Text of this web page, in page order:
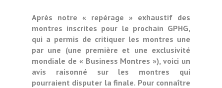
Après notre « repérage » exhaustif des
montres inscrites pour le prochain GPHG,
qui a permis de critiquer les montres une
par une (une première et une exclusivité
mondiale de « Business Montres »), voici un
avis raisonné sur les montres qui
pourraient disputer la finale. Pour connaître